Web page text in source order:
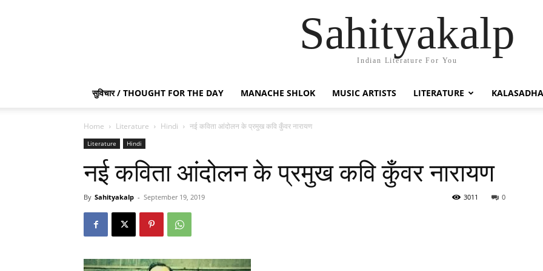
Sahityakalp
Indian Literature For You
सुविचार / THOUGHT FOR THE DAY MANACHE SHLOK MUSIC ARTISTS LITERATURE
Home Literature Hindi नई कविता आंदोलन के प्रमुख कवि कुँवर नारायण
Literature Hindi
नई कविता आंदोलन के प्रमुख कवि कुँवर नारायण
By Sahityakalp - September 19, 2019 0
3011